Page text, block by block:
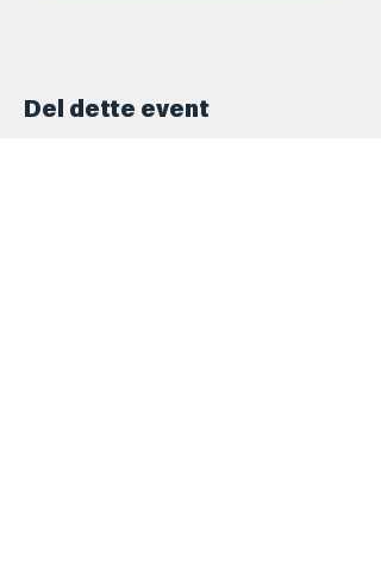
Del dette event